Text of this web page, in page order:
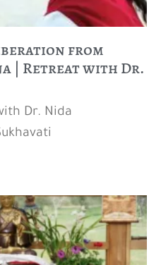
from
| Retreat with Dr.
Dr. Nida